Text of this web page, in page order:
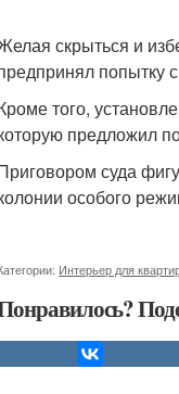
скрыться и
попытку
того,
предложил
суда
особого
Интерьер для